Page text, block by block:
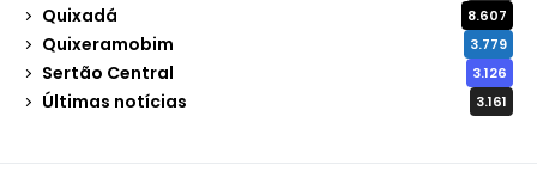
Quixadá 8.607
Quixeramobim 3.779
Sertão Central 3.126
Últimas notícias 3.161